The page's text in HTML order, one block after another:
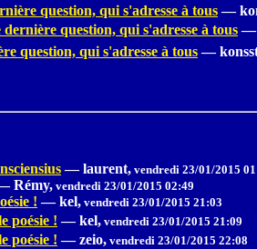
question, qui s'adresse à tous —
dernière question, qui s'adresse à tous —
question, qui s'adresse à tous —
— laurent, vendredi 23/01/2015
Rémy, vendredi 23/01/2015 02:49
! — kel, vendredi 23/01/2015 21:03
poésie ! — kel, vendredi 23/01/2015 21:09
poésie ! — zeio, vendredi 23/01/2015 22:08